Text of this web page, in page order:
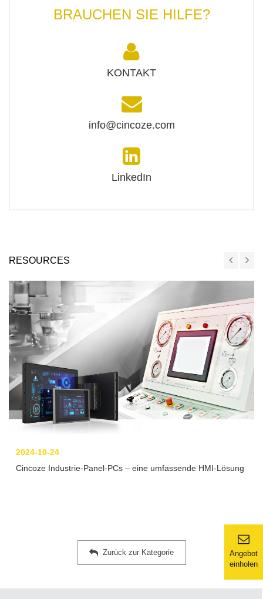
Angebot
einholen
BRAUCHEN SIE HILFE?
KONTAKT
info@cincoze.com
LinkedIn
RESOURCES
2024-10-24
Cincoze Industrie-Panel-PCs – eine umfassende HMI-Lösung
Zurück zur Kategorie